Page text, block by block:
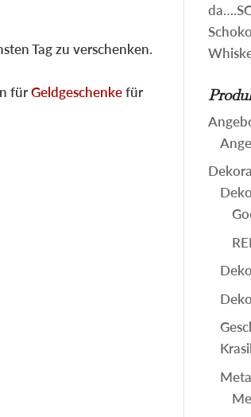
Tag zu verschenken.
fürGeldgeschenkefür